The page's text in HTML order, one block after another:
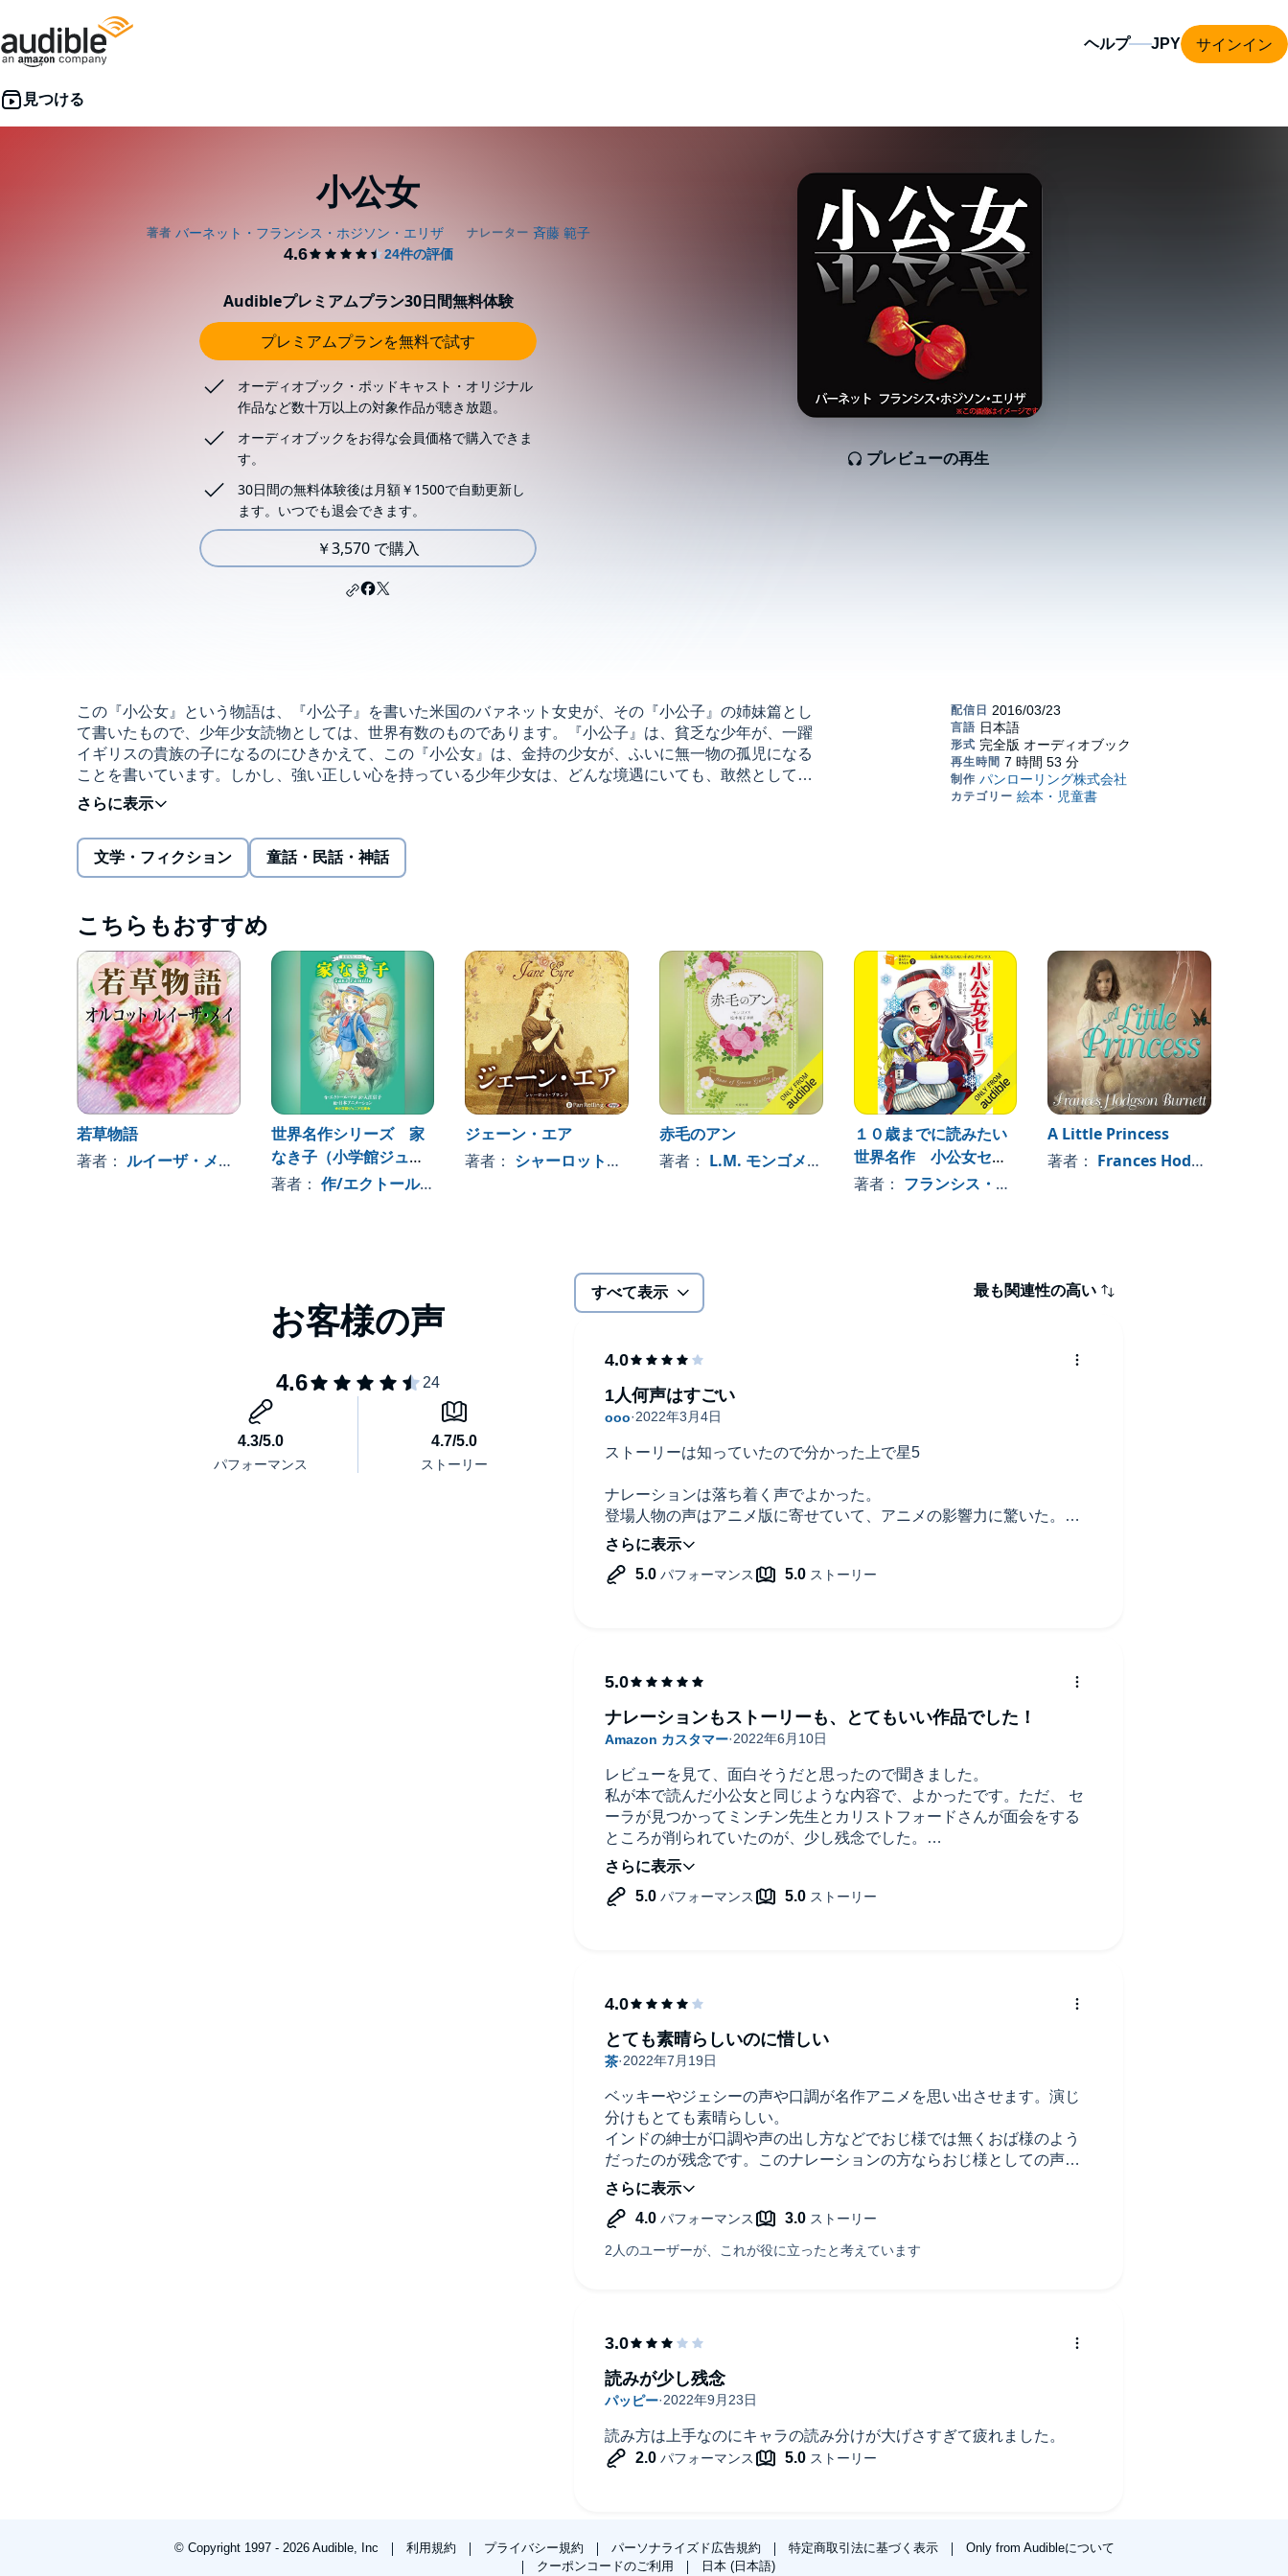
ヘルプ サインイン
小公女
プレビューの再生
Audibleプレミアムプラン30日間無料体験
プレミアムプランを無料で試す
オーディオブック・ポッドキャスト・オリジナル
作品など数十万以上の対象作品が聴き放題。
オーディオブックをお得な会員価格で購入できま
す。
30日間の無料体験後は月額￥1500で自動更新し
ます。いつでも退会できます。
￥3,570 で購入
この『小公女』という物語は、『小公子』を書いた米国のバァネット女史が、その『小公子』の姉妹篇とし
て書いたもので、少年少女読物としては、世界有数のものであります。『小公子』は、貧乏な少年が、一躍
イギリスの貴族の子になるのにひきかえて、この『小公女』は、金持の少女が、ふいに無一物の孤児になる
ことを書いています。しかし、強い正しい心を持っている少年少女は、どんな境遇にいても、敢然としてそ
の正しさをまげない、ということを、バァネット女史は両面から書いて見せたに過ぎないのです。『小公
子』を読んで、何物かを感得された皆さんは、この『小公女』を読んで、また別な何物かを得られる事と信
じます。全世界の少年少女に贈る名作をオーディオブックでお楽しみください!本作品は発表時の未熟な時代
背景から、今日の社会では一般的でなく、不適切と思われる表現が含まれている箇所がございます。しかし
作品のオリジナル性を最大限に尊重し、なるべく当時のまま忠実に再現することを優先いたしました。Pan
文学・フィクション 童話・民話・神話
こちらもおすすめ
若草物語
著者： ルイーザ・メイ・オルコット
世界名作シリーズ 家
なき子（小学館ジュニ
ア文庫）
著者： 作/エクトール・マロ
ジェーン・エア
著者： シャーロット・ブロンテ
赤毛のアン
著者： L.M. モンゴメリ , 、その他
１０歳までに読みたい
世界名作 小公女セー
ラ
著者： フランシス・Ｈ・バーネット（作）
A Little Princess
著者： Frances Hodgson Burnett
すべて表示 最も関連性の高い
ストーリーは知っていたので分かった上で星5
ナレーションは落ち着く声でよかった。
登場人物の声はアニメ版に寄せていて、アニメの影響力に驚いた。
ベッキーとミンチン女史、さりげなくアーミンガードも似せようとし
ていたのが伝わり、楽しかった。たまに誰かわからなくなるけど笑
1人何声はすごい
レビューを見て、面白そうだと思ったので聞きました。
私が本で読んだ小公女と同じような内容で、よかったです。ただ、 セ
ーラが見つかってミンチン先生とカリストフォードさんが面会をする
ところが削られていたのが、少し残念でした。
ナレーションもとても良くて、 一人でやってるなんてすごいなと思い
ました！ セーラがプリンセスのような丁寧な言葉遣いをしていたり、
ベッキーがたどたどしく言っているところなどがよく伝わってきまし
ナレーションもストーリーも、とてもいい作品でした！
ベッキーやジェシーの声や口調が名作アニメを思い出させます。演じ
分けもとても素晴らしい。
インドの紳士が口調や声の出し方などでおじ様では無くおば様のよう
だったのが残念です。このナレーションの方ならおじ様としての声出
せるように思えるだけに。
また、一番肝心のミンチン先生とのやり取りがバッサリ切られてしま
っているのが全くもって惜しい。なぜここを削るのか理解できませ
ん。
とても素晴らしいのに惜しい
読み方は上手なのにキャラの読み分けが大げさすぎて疲れました。
読みが少し残念
© Copyright 1997 - 2026 Audible, Inc 利用規約 プライバシー規約 パーソナライズド広告規約 特定商取引法に基づく表示
Only from Audibleについて
クーポンコードのご利用
日本 (日本語)